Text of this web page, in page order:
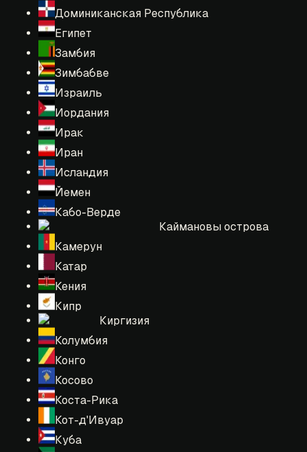
Доминиканская Республика
Египет
Замбия
Зимбабве
Израиль
Иордания
Ирак
Иран
Исландия
Йемен
Кабо-Верде
Каймановы острова
Камерун
Катар
Кения
Кипр
Киргизия
Колумбия
Конго
Косово
Коста-Рика
Кот-д'Ивуар
Куба